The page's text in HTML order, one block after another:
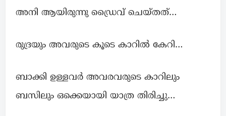
അനി ആയിരുന്നു ഡ്രൈവ് ചെയ്തത്…
രുദ്രയും അവരുടെ കൂടെ കാറിൽ കേറി…
ബാക്കി ഉള്ളവർ അവരവരുടെ കാറിലും
ബസിലും ഒക്കെയായി യാത്ര തിരിച്ചു…